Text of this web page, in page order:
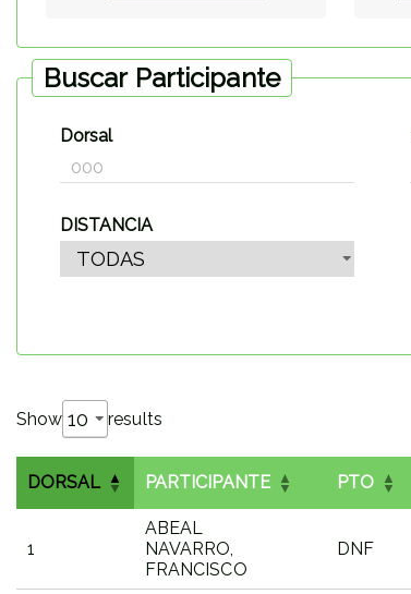
Buscar Participante
Dorsal
DISTANCIA
Show results
DORSAL PARTICIPANTE PTO
1
ABEAL
NAVARRO,
FRANCISCO
DNF